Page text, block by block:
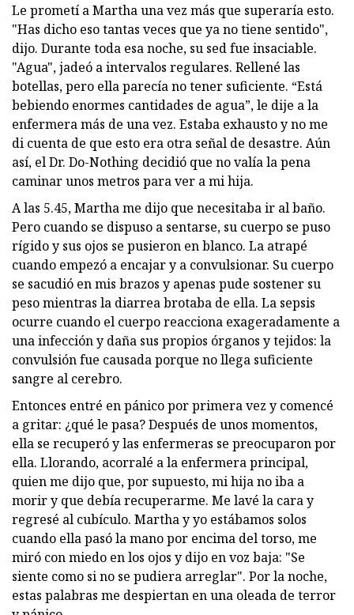
Le prometí a Martha una vez más que superaría esto.
"Has dicho eso tantas veces que ya no tiene sentido",
dijo. Durante toda esa noche, su sed fue insaciable.
"Agua", jadeó a intervalos regulares. Rellené las
botellas, pero ella parecía no tener suficiente. “Está
bebiendo enormes cantidades de agua”, le dije a la
enfermera más de una vez. Estaba exhausto y no me
di cuenta de que esto era otra señal de desastre. Aún
así, el Dr. Do-Nothing decidió que no valía la pena
caminar unos metros para ver a mi hija.
A las 5.45, Martha me dijo que necesitaba ir al baño.
Pero cuando se dispuso a sentarse, su cuerpo se puso
rígido y sus ojos se pusieron en blanco. La atrapé
cuando empezó a encajar y a convulsionar. Su cuerpo
se sacudió en mis brazos y apenas pude sostener su
peso mientras la diarrea brotaba de ella. La sepsis
ocurre cuando el cuerpo reacciona exageradamente a
una infección y daña sus propios órganos y tejidos: la
convulsión fue causada porque no llega suficiente
sangre al cerebro.
Entonces entré en pánico por primera vez y comencé
a gritar: ¿qué le pasa? Después de unos momentos,
ella se recuperó y las enfermeras se preocuparon por
ella. Llorando, acorralé a la enfermera principal,
quien me dijo que, por supuesto, mi hija no iba a
morir y que debía recuperarme. Me lavé la cara y
regresé al cubículo. Martha y yo estábamos solos
cuando ella pasó la mano por encima del torso, me
miró con miedo en los ojos y dijo en voz baja: "Se
siente como si no se pudiera arreglar". Por la noche,
estas palabras me despiertan en una oleada de terror